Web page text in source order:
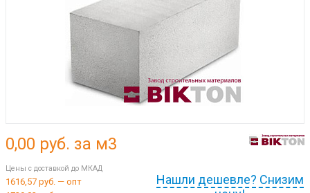
Нашли дешевле? Снизим
0,00 руб. за м3
Цены с доставкой до МКАД
1616,57 руб. — опт